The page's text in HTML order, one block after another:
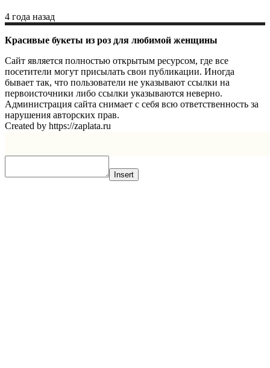
4 года назад
Красивые букеты из роз для любимой женщины
Сайт является полностью открытым ресурсом, где все
посетители могут присылать свои публикации. Иногда
бывает так, что пользователи не указывают ссылки на
первоисточники либо ссылки указываются неверно.
Администрация сайта снимает с себя всю ответственность за
нарушения авторских прав.
Created by https://zaplata.ru
Insert